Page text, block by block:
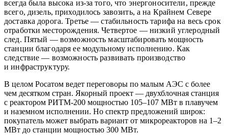
всегда была высока из-за того, что энергоносители, прежде
всего, дизель, приходилось завозить, а на Крайнем Севере
доставка дорога. Третье —стабильность тарифа на весь срок
отработки месторождения. Четвертое — низкий углеродный
след. Пятый — возможность масштабировать мощность
станции благодаря ее модульному исполнению. Как
следствие — возможность развивать производство
и инфраструктуру.
В целом Росатом ведет переговоры по малым АЭС с более
чем десятком стран. Якорный проект — двухблочная станция
с реактором РИТМ‑200 мощностью 105–107 МВт в плавучем
и наземном исполнении. Но спектр предложений широк:
покупатель может выбрать вариант от микрореакторов на 1–2
МВт до станции мощностью 300 МВт.